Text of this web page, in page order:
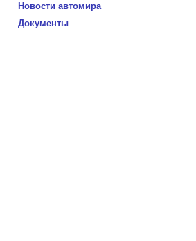
Новости автомира
Документы